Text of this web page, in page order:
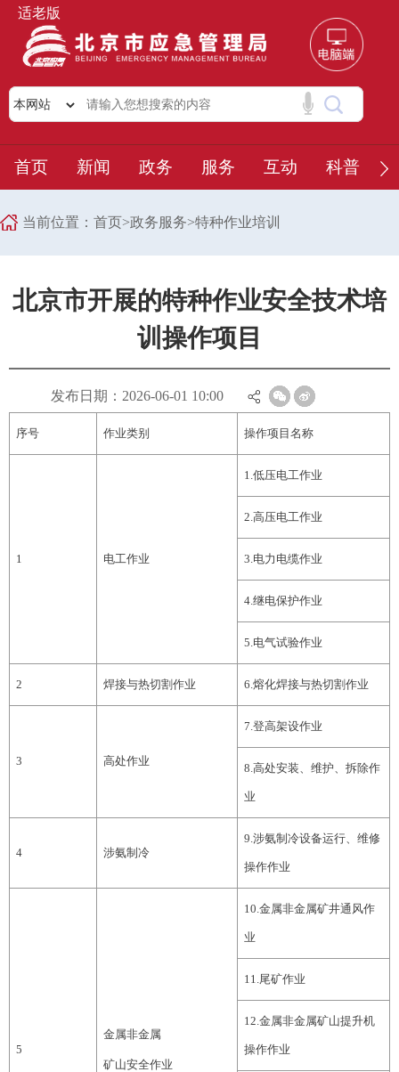
适老版
首页 新闻 政务 服务 互动 科普
当前位置： 首页>政务服务>特种作业培训
北京市开展的特种作业安全技术培
训操作项目
发布日期：2026-06-01 10:00
序号 作业类别 操作项目名称
1 电工作业
1.低压电工作业
2.高压电工作业
3.电力电缆作业
4.继电保护作业
5.电气试验作业
2 焊接与热切割作业 6.熔化焊接与热切割作业
3 高处作业
7.登高架设作业
8.高处安装、维护、拆除作
业
4 涉氨制冷
9.涉氨制冷设备运行、维修
操作作业
5
金属非金属
矿山安全作业
10.金属非金属矿井通风作
业
11.尾矿作业
12.金属非金属矿山提升机
操作作业